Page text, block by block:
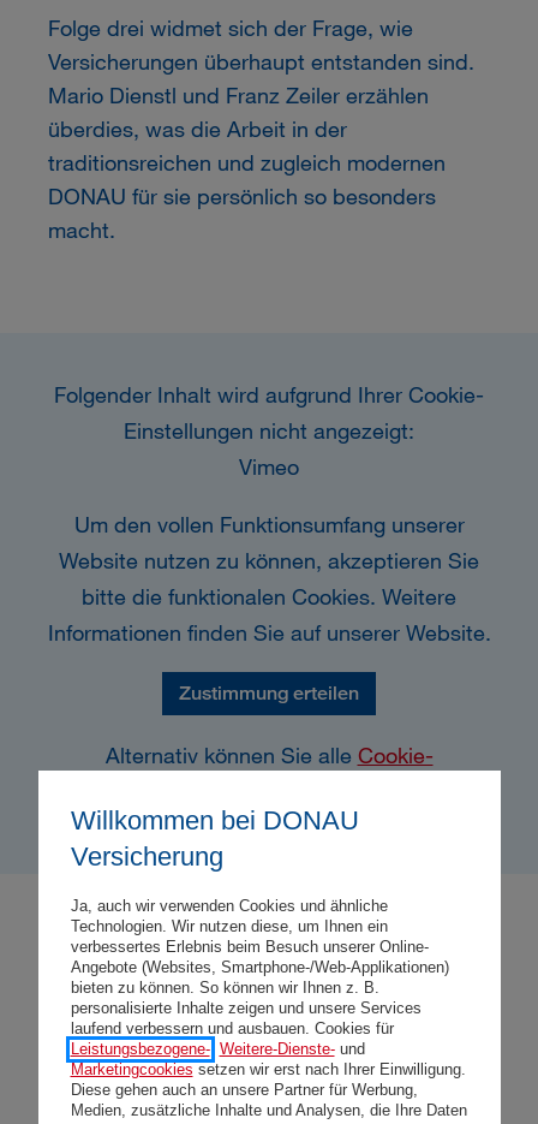
Willkommen bei DONAU
Versicherung
Ja, auch wir verwenden Cookies und ähnliche
Technologien. Wir nutzen diese, um Ihnen ein
verbessertes Erlebnis beim Besuch unserer Online-
Angebote (Websites, Smartphone-/Web-Applikationen)
bieten zu können. So können wir Ihnen z. B.
personalisierte Inhalte zeigen und unsere Services
laufend verbessern und ausbauen. Cookies für
Leistungsbezogene-, Weitere-Dienste-und
Marketingcookies setzen wir erst nach Ihrer Einwilligung.
Diese gehen auch an unsere Partner für Werbung,
Medien, zusätzliche Inhalte und Analysen, die Ihre Daten
Folge drei widmet sich der Frage, wie
Versicherungen überhaupt entstanden sind.
Mario Dienstl und Franz Zeiler erzählen
überdies, was die Arbeit in der
traditionsreichen und zugleich modernen
DONAU für sie persönlich so besonders
macht.
Folgender Inhalt wird aufgrund Ihrer Cookie-
Einstellungen nicht angezeigt:
Vimeo
Um den vollen Funktionsumfang unserer
Website nutzen zu können, akzeptieren Sie
bitte die funktionalen Cookies. Weitere
Informationen finden Sie auf unserer Website.
Zustimmung erteilen
Alternativ können Sie alle Cookie-
Folge 4
Versicherungsunternehmen verändern sich –
und mit ihnen auch ihre Mitarbeiter:innen.
Wie sich das Berufsbild konkret verändert